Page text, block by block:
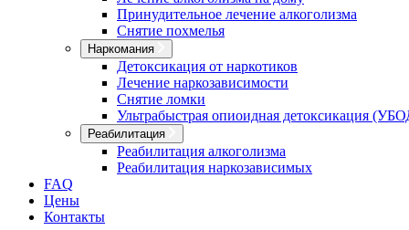
Принудительное лечение алкоголизма
Снятие похмелья
Наркомания
Детоксикация от наркотиков
Лечение наркозависимости
Снятие ломки
Ультрабыстрая опиоидная детоксикация
Реабилитация
Реабилитация алкоголизма
Реабилитация наркозависимых
FAQ
Цены
Контакты